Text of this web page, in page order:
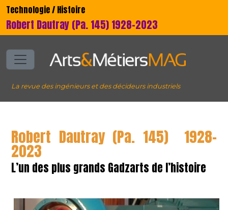
Technologie / Histoire
Robert Dautray (Pa. 145) 1928-2023
La revue des ingénieurs et des décideurs industriels
Robert Dautray (Pa. 145) 1928-
2023
L’un des plus grands Gadzarts de l’histoire